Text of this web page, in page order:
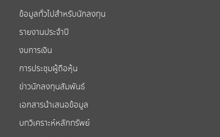
ข้อมูลทั่วไปสำหรับนักลงทุน
รายงานประจำปี
งบการเงิน
การประชุมผู้ถือหุ้น
ข่าวนักลงทุนสัมพันธ์
เอกสารนำเสนอข้อมูล
บทวิเคราะห์หลักทรัพย์